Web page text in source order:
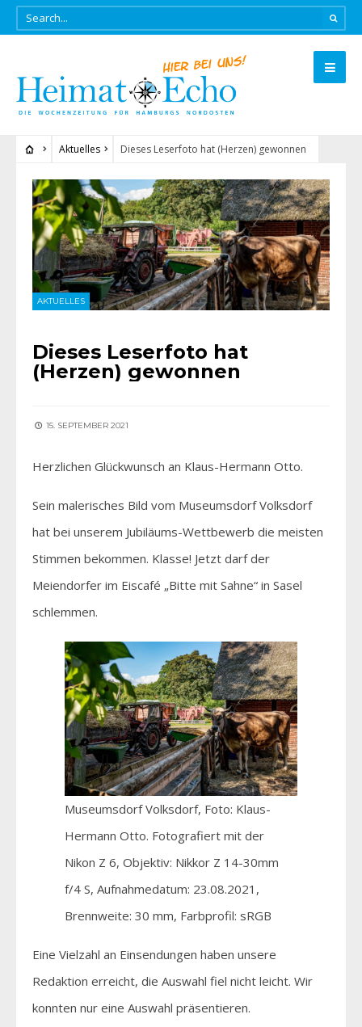
Aktuelles Dieses Leserfoto hat (Herzen) gewonnen
AKTUELLES
Dieses Leserfoto hat
(Herzen) gewonnen
15. SEPTEMBER 2021
Herzlichen Glückwunsch an Klaus-Hermann Otto.
Sein malerisches Bild vom Museumsdorf Volksdorf
hat bei unserem Jubiläums-Wettbewerb die meisten
Stimmen bekommen. Klasse! Jetzt darf der
Meiendorfer im Eiscafé „Bitte mit Sahne“ in Sasel
schlemmen.
Museumsdorf Volksdorf, Foto: Klaus-
Hermann Otto. Fotografiert mit der
Nikon Z 6, Objektiv: Nikkor Z 14-30mm
f/4 S, Aufnahmedatum: 23.08.2021,
Brennweite: 30 mm, Farbprofil: sRGB
Eine Vielzahl an Einsendungen haben unsere
Redaktion erreicht, die Auswahl fiel nicht leicht. Wir
konnten nur eine Auswahl präsentieren.